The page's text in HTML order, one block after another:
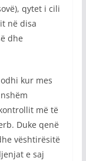
qytet i cili
në disa
dhe
kur mes
më të
Duke qenë
vështirësitë
e saj